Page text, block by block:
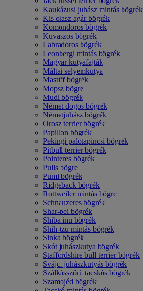
Kaukázusi juhász mintás bögrék
Kis olasz agár bögrék
Komondoros bögrék
Kuvaszos bögrék
Labradoros bögrék
Leonbergi mintás bögrék
Magyar kutyafajták
Máltai selyemkutya
Mastiff bögrék
Mopsz bögre
Mudi bögrék
Német dogos bögrék
Németjuhász bögrék
Orosz terrier bögrék
Papillon bögrék
Pekingi palotapincsi bögrék
Pitbull terrier bögrék
Pointeres bögrék
Pulis bögre
Pumi bögrék
Ridgeback bögrék
Rottweiler mintás bögre
Schnauzeres bögrék
Shar-pei bögrék
Shiba inu bögrék
Shih-tzu mintás bögrék
Sinka bögrék
Skót juhászkutya bögrék
Staffordshire bull terrier bögrék
Svájci juhászkutyás bögrék
Szálkásszőrű tacskós bögrék
Szamojéd bögrék